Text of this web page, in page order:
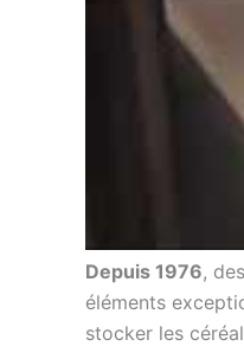
Depuis 1976,
éléments
stocker les